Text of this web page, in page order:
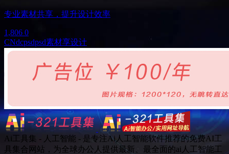
专业素材共享，提升设计效率
1,806 0
CNdcpsdpsd素材享设计
Ai工具集 - 人工智能 - 是专注Ai人工智能软件推荐的免费AI工
具集合网站，为全球办公人提供最新、最全面的ai人工智能工